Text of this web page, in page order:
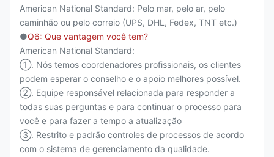
American National Standard: Pelo mar, pelo ar, pelo
caminhão ou pelo correio (UPS, DHL, Fedex, TNT etc.)
●Q6: Que vantagem você tem?
American National Standard:
①. Nós temos coordenadores profissionais, os clientes
podem esperar o conselho e o apoio melhores possível.
②. Equipe responsável relacionada para responder a
todas suas perguntas e para continuar o processo para
você e para fazer a tempo a atualização
③. Restrito e padrão controles de processos de acordo
com o sistema de gerenciamento da qualidade.